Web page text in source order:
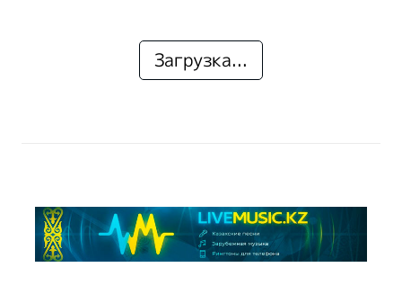
Загрузка...